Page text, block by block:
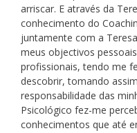
arriscar. E através da
conhecimento do
juntamente com a
meus objectivos
profissionais, tendo me
descobrir, tomando
responsabilidade das
Psicológico fez-me
conhecimentos que até